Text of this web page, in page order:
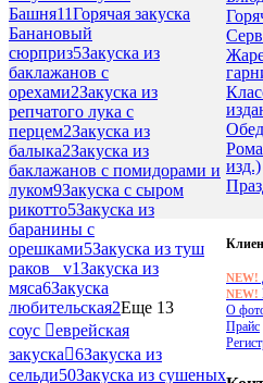
Башня11Горячая закуска
Банановый
сюрприз5Закуска из
баклажанов с
орехами2Закуска из
репчатого лука с
перцем2Закуска из
балыка2Закуска из
баклажанов с помидорами и
луком9Закуска с сыром
рикотто5Закуска из
баранины с
орешками5Закуска из туш
раков _v1Закуска из
мяса6Закуска
любительская2Еще 13
соус еврейская
закуска6Закуска из
сельди50Закуска из сушеных
изд.)
NEW!
NEW!
О
Прайс